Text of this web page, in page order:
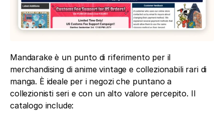
Mandarake è un punto di riferimento per il
merchandising di anime vintage e collezionabili rari di
manga. È ideale per i negozi che puntano a
collezionisti seri e con un alto valore percepito. Il
catalogo include: